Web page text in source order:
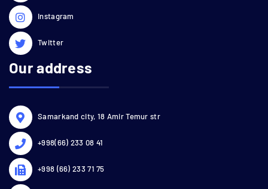
Instagram
Twitter
Our address
Samarkand city, 18 Amir Temur str
+998(66) 233 08 41
+998 (66) 233 71 75